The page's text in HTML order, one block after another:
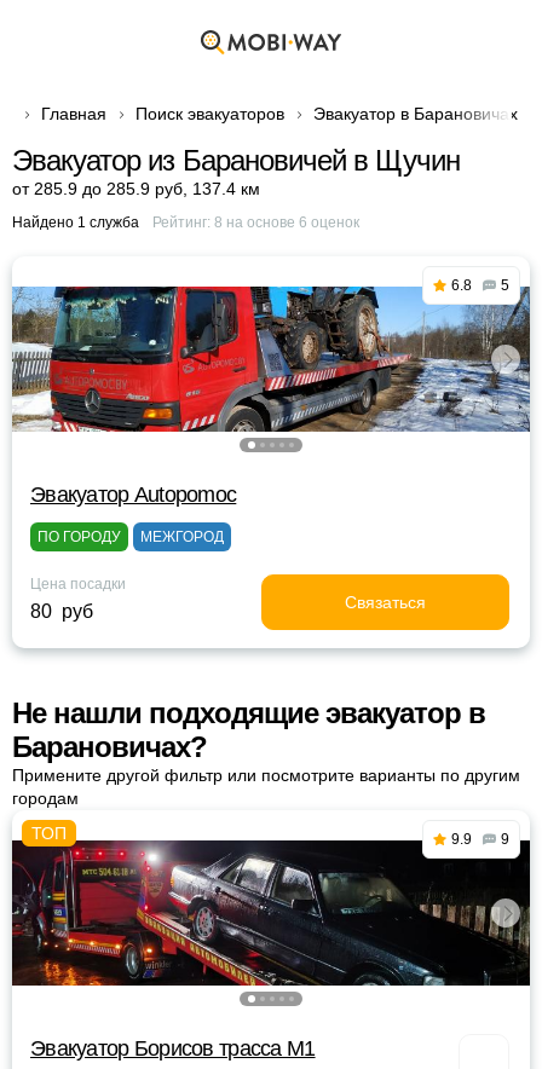
Главная Поиск эвакуаторов Эвакуатор в Барановичах
Эвакуатор из Барановичей в Щучин
от 285.9 до 285.9 руб 137.4 км
Найдено 1 служба Рейтинг: 8 на основе 6 оценок
6.8 5
Эвакуатор Autopomoc
ПО ГОРОДУ МЕЖГОРОД
Цена посадки
80 руб Связаться
Не нашли подходящие эвакуатор в
Барановичах?
Примените другой фильтр или посмотрите варианты по другим
городам
9.9 9
Эвакуатор Борисов трасса М1